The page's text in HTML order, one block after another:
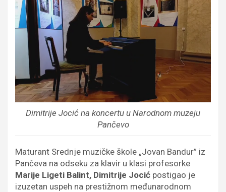
Dimitrije Jocić na koncertu u Narodnom muzeju
Pančevo
Maturant Srednje muzičke škole „Jovan Bandur” iz
Pančeva na odseku za klavir u klasi profesorke
Marije Ligeti Balint, Dimitrije Jocić postigao je
izuzetan uspeh na prestižnom međunarodnom